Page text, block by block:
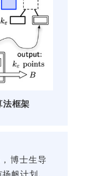
法框架
博士生导